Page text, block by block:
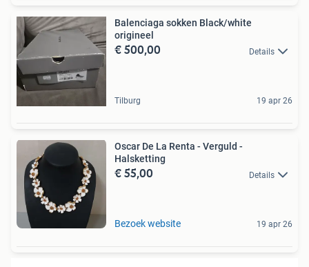
Balenciaga sokken Black/white
origineel
€ 500,00 Details
Tilburg 19 apr 26
Oscar De La Renta - Verguld -
Halsketting
€ 55,00 Details
Bezoek website 19 apr 26